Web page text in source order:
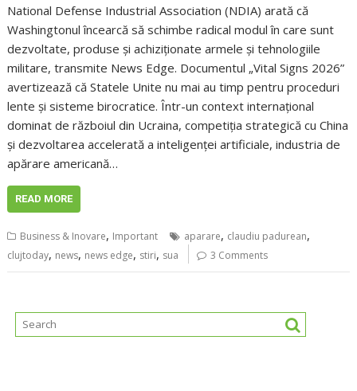
National Defense Industrial Association (NDIA) arată că
Washingtonul încearcă să schimbe radical modul în care sunt
dezvoltate, produse și achiziționate armele și tehnologiile
militare, transmite News Edge. Documentul „Vital Signs 2026”
avertizează că Statele Unite nu mai au timp pentru proceduri
lente și sisteme birocratice. Într-un context internațional
dominat de războiul din Ucraina, competiția strategică cu China
și dezvoltarea accelerată a inteligenței artificiale, industria de
apărare americană…
READ MORE
Business & Inovare, Important aparare, claudiu padurean,
clujtoday, news, news edge, stiri, sua 3 Comments